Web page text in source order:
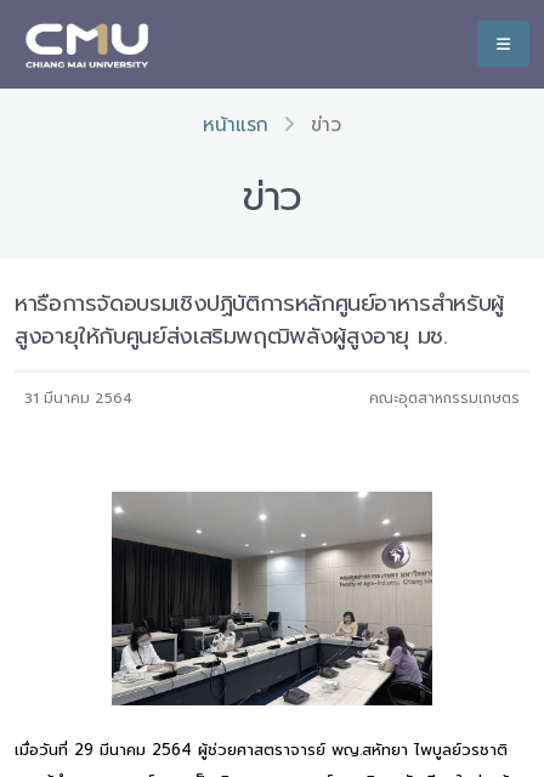
หน้าแรก ข่าว
ข่าว
หารือการจัดอบรมเชิงปฏิบัติการหลักศูนย์อาหารสำหรับผู้
สูงอายุให้กับศูนย์ส่งเสริมพฤฒิพลังผู้สูงอายุ มช.
31 มีนาคม 2564 คณะอุตสาหกรรมเกษตร
เมื่อวันที่ 29 มีนาคม 2564 ผู้ช่วยศาสตราจารย์ พญ.สหัทยา ไพบูลย์วรชาติ